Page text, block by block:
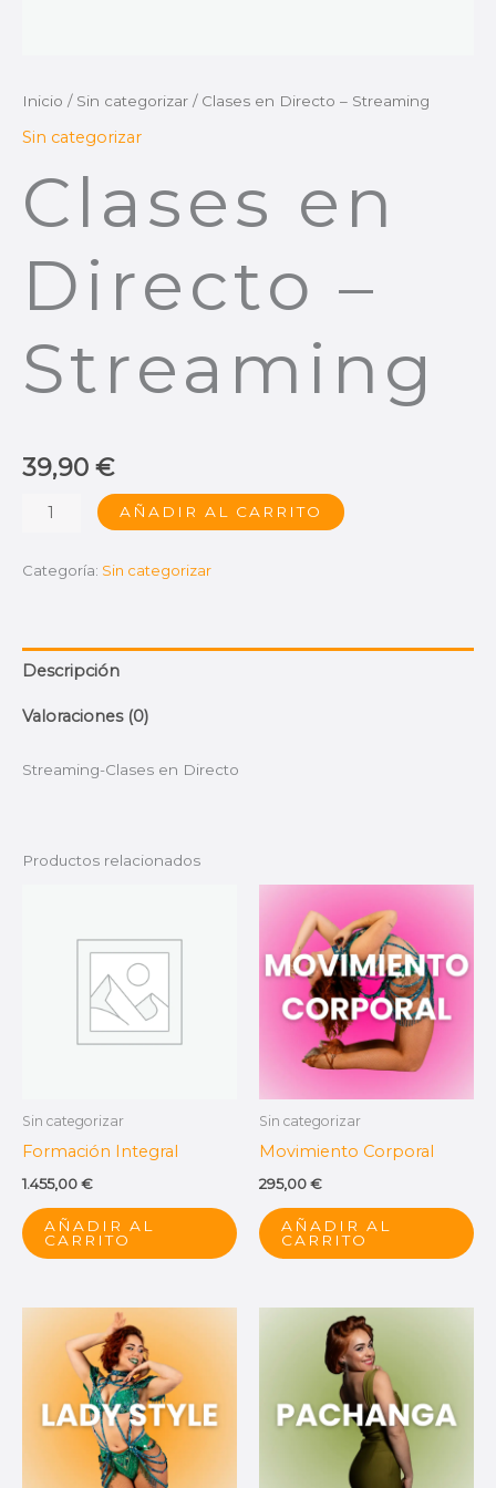
Inicio / Sin categorizar / Clases en Directo – Streaming
Sin categorizar
Clases en
Directo –
Streaming
39,90 €
AÑADIR AL CARRITO
Categoría: Sin categorizar
Descripción
Valoraciones (0)
Streaming-Clases en Directo
Productos relacionados
Sin categorizar
Formación Integral
1.455,00€
AÑADIR AL
CARRITO
Sin categorizar
Movimiento Corporal
295,00€
AÑADIR AL
CARRITO